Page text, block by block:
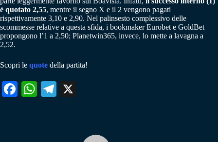
è quotato 2,55, mentre il segno X e il 2 vengono pagati
rispettivamente 3,10 e 2,90. Nel palinsesto complessivo delle
scommesse relative a questa sfida, i bookmaker Eurobet e GoldBet
propongono l’1 a 2,50; Planetwin365, invece, lo mette a lavagna a
2,52.
Scopri le quote della partita!
Fa W
Te